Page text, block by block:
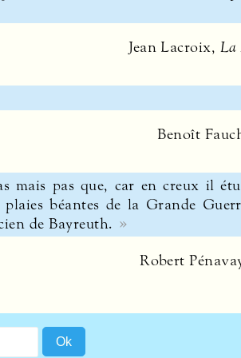
Jean Lacroix, La
Benoît
mais pas que, car en creux il
béantes de la Grande
de Bayreuth.
Robert